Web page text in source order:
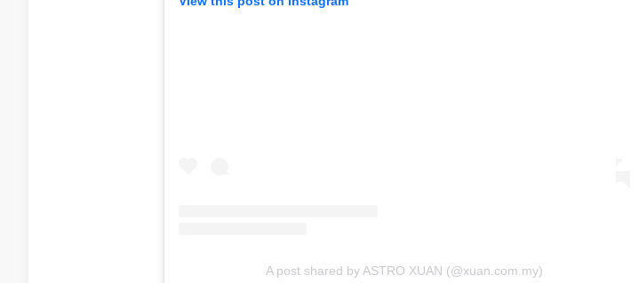
A post shared by ASTRO XUAN (@xuan.com.my)